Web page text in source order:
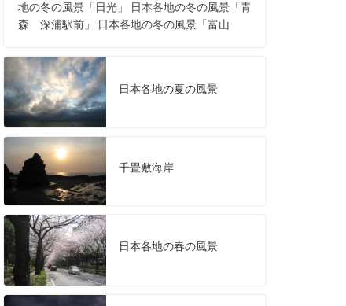
地の冬の風景「日光」 日本各地の冬の風景「青
森 深浦駅前」 日本各地の冬の風景「富山
日本各地の夏の風景
千畳敷海岸
日本各地の春の風景